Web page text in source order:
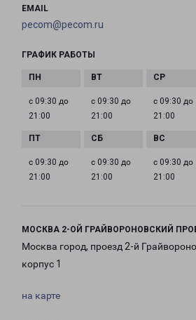
EMAIL
pecom@pecom.ru
ГРАФИК РАБОТЫ
с 09:30 до
21:00
с 09:30 до
21:00
с 09:30 до
21:00
с 09:30 до
21:00
с 09:30 до
21:00
с 09:30 до
21:00
МОСКВА 2-ОЙ ГРАЙВОРОНОВСКИЙ
Москва город, проезд 2-й
корпус 1
на карте